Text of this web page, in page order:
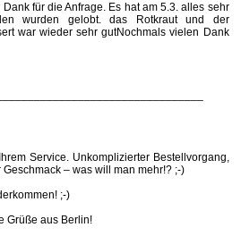
für die Anfrage. Es hat am 5.3. alles sehr
wurden gelobt. das Rotkraut und der
war wieder sehr gutNochmals vielen Dank
Service. Unkomplizierter Bestellvorgang,
– was will man mehr!? ;-)
;-)
Grüße aus Berlin!